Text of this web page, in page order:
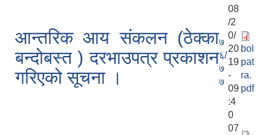
आन्तरिक आय संकलन (ठेक्का
बन्दोबस्त ) दरभाउपत्र प्रकाशन
गरिएको सूचना ।
७
६/
७
७
08
/2
0/
20
19
-
09
:4
0
bol
pat
ra.
pdf
07